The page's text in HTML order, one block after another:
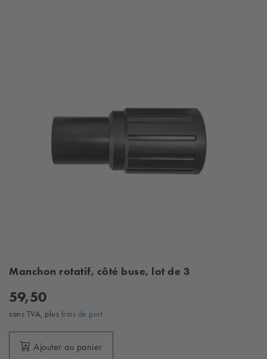
Manchon rotatif, côté buse, lot de 3
59,50
sans TVA, plus frais de port
Ajouter au panier